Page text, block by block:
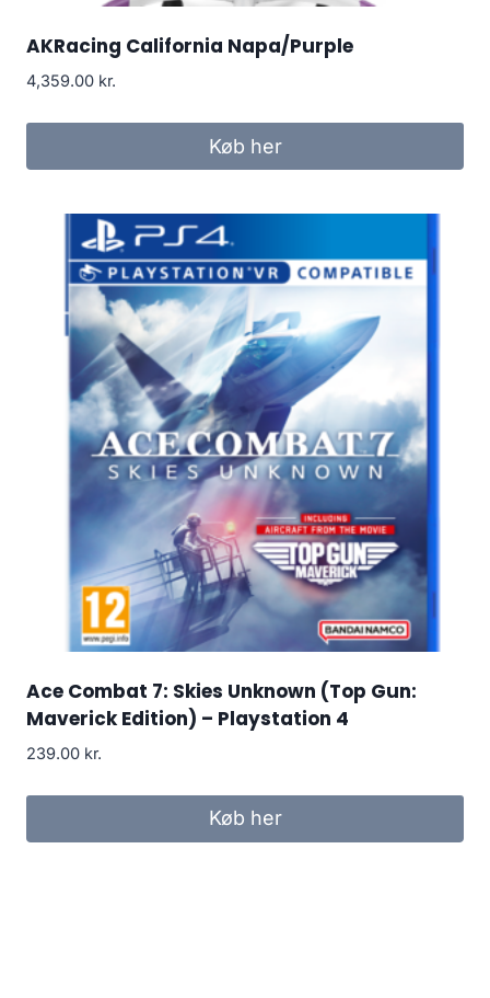
AKRacing California Napa/Purple
4,359.00 kr.
Køb her
Ace Combat 7: Skies Unknown (Top Gun:
Maverick Edition) – Playstation 4
239.00 kr.
Køb her